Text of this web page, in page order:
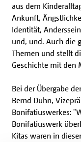
aus dem
Ankunft,
Identität,
und, und. Auch die
Themen und stellt
Geschichte mit den
Bei der Übergabe
Bernd Duhn,
Bonifatiuswerkes:
Bonifatiuswerk
Kitas waren in